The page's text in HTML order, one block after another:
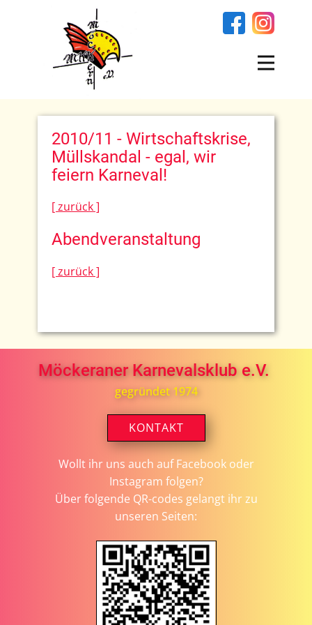
2010/11 - Wirtschaftskrise,
Müllskandal - egal, wir
feiern Karneval!
[ zurück ]
Abendveranstaltung
[ zurück ]
Möckeraner Karnevalsklub e.V.
gegründet 1974
KONTAKT
Wollt ihr uns auch auf Facebook oder
Instagram folgen?
Über folgende QR-codes gelangt ihr zu
unseren Seiten: